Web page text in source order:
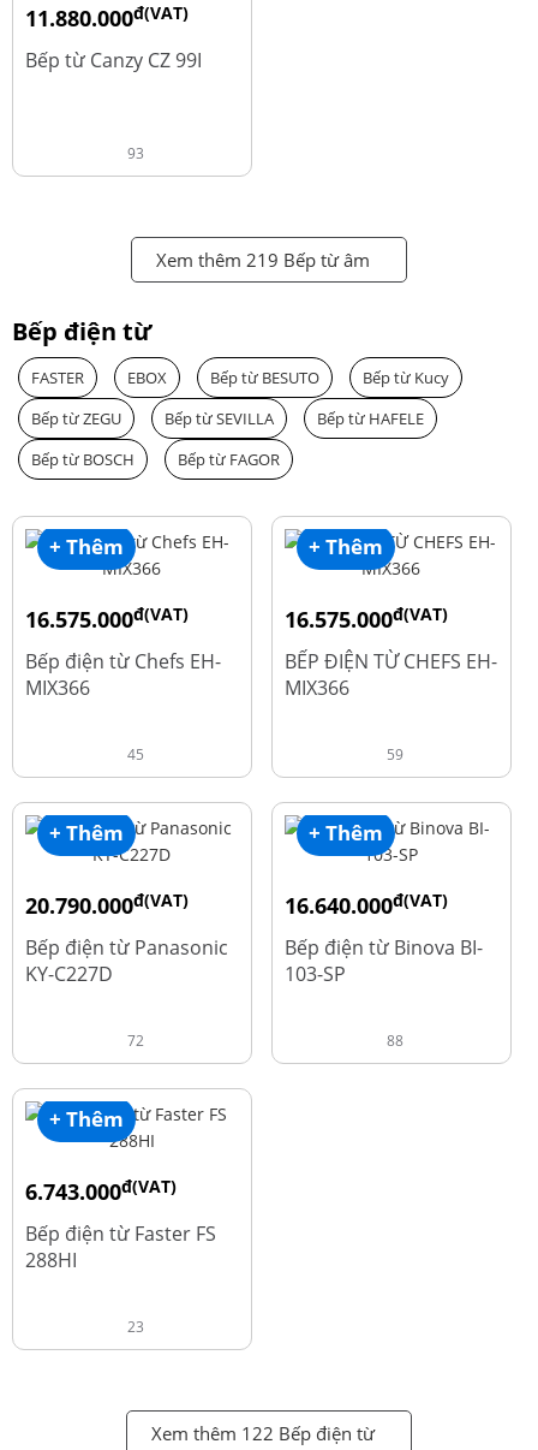
11.880.000đ(VAT)
13.980.000
Bếp từ Canzy CZ 99I
93
Xem thêm 219 Bếp từ âm
Bếp điện từ
FASTER EBOX Bếp từ BESUTO
Bếp từ Kucy
Bếp từ ZEGU
Bếp từ SEVILLA
Bếp từ HAFELE
Bếp từ BOSCH
Bếp từ FAGOR
+ Thêm
16.575.000đ(VAT)
19.500.000
Bếp điện từ Chefs EH-
MIX366
45
+ Thêm
16.575.000đ(VAT)
19.500.000
BẾP ĐIỆN TỪ CHEFS EH-
MIX366
59
+ Thêm
20.790.000đ(VAT)
25.990.000
Bếp điện từ Panasonic
KY-C227D
72
+ Thêm
16.640.000đ(VAT)
20.800.000
Bếp điện từ Binova BI-
103-SP
88
+ Thêm
6.743.000đ(VAT)
8.990.000
Bếp điện từ Faster FS
288HI
23
Xem thêm 122 Bếp điện từ